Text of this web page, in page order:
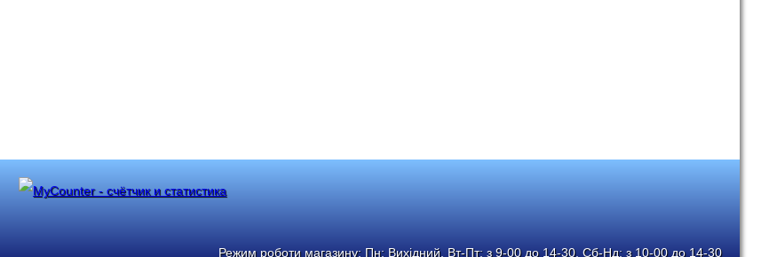
Режим роботи магазину: Пн: Вихідний, Вт-Пт: з 9-00 до 14-30, Сб-Нд: з 10-00 до 14-30